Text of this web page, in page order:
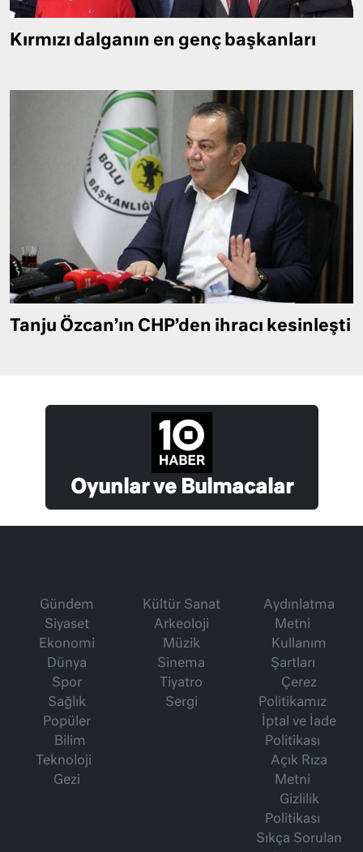
Kırmızı dalganın en genç başkanları
Tanju Özcan’ın CHP’den ihracı kesinleşti
Oyunlar ve Bulmacalar
Gündem
Siyaset
Ekonomi
Dünya
Spor
Sağlık
Popüler
Bilim
Teknoloji
Gezi
Kültür Sanat
Arkeoloji
Müzik
Sinema
Tiyatro
Sergi
Aydınlatma
Metni
Kullanım
Şartları
Çerez
Politikamız
İptal ve İade
Politikası
Açık Rıza
Metni
Gizlilik
Politikası
Sıkça Sorulan